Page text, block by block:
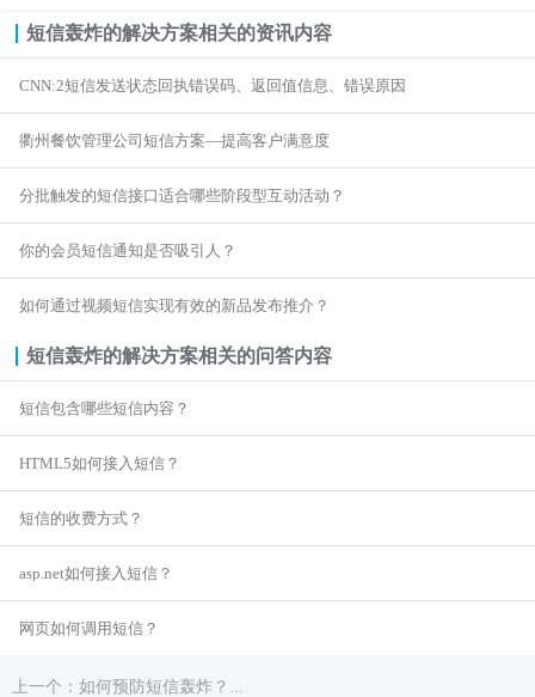
语音验证码
国际短信
短信签名认证
 房产行业
 教育行业
 商超行业
短信轰炸的解决方案相关的资讯内容
CNN:2短信发送状态回执错误码、返回值信息、错误原因
衢州餐饮管理公司短信方案—提高客户满意度
分批触发的短信接口适合哪些阶段型互动活动？
你的会员短信通知是否吸引人？
如何通过视频短信实现有效的新品发布推介？
短信轰炸的解决方案相关的问答内容
短信包含哪些短信内容？
HTML5如何接入短信？
短信的收费方式？
asp.net如何接入短信？
网页如何调用短信？
上一个：如何预防短信轰炸？...